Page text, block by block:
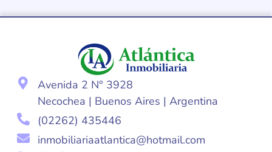
Avenida 2 N° 3928
Necochea | Buenos Aires | Argentina
(02262) 435446
inmobiliariaatlantica@hotmail.com